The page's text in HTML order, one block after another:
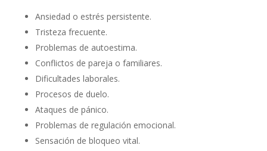
Ansiedad o estrés persistente.
Tristeza frecuente.
Problemas de autoestima.
Conflictos de pareja o familiares.
Dificultades laborales.
Procesos de duelo.
Ataques de pánico.
Problemas de regulación emocional.
Sensación de bloqueo vital.